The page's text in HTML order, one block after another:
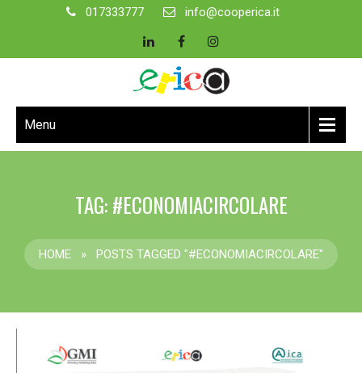
017333777 info@cooperica.it
Menu
TAG: #ECONOMIACIRCOLARE
HOME » POSTS TAGGED "#ECONOMIACIRCOLARE"